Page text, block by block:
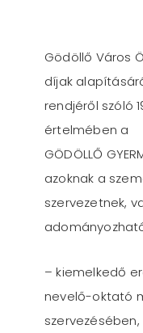
Gödöllő Város
díjak
rendjéről szóló
értelmében a
GÖDÖLLŐ
azoknak a
szervezetnek,
– kiemelkedő
nevelő-oktató